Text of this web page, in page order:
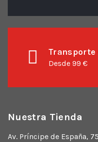
Desde 99 €
Nuestra Tienda
Av. Príncipe de España,